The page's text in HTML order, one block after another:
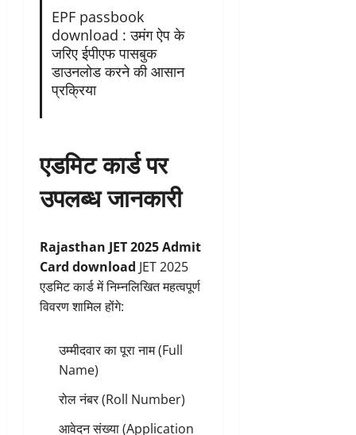
EPF passbook
download : उमंग ऐप के
जरिए ईपीएफ पासबुक
डाउनलोड करने की आसान
प्रक्रिया
एडमिट कार्ड पर
उपलब्ध जानकारी
Rajasthan JET 2025 Admit
Card download JET 2025
एडमिट कार्ड में निम्नलिखित महत्वपूर्ण
विवरण शामिल होंगे:
उम्मीदवार का पूरा नाम (Full
Name)
रोल नंबर (Roll Number)
आवेदन संख्या (Application